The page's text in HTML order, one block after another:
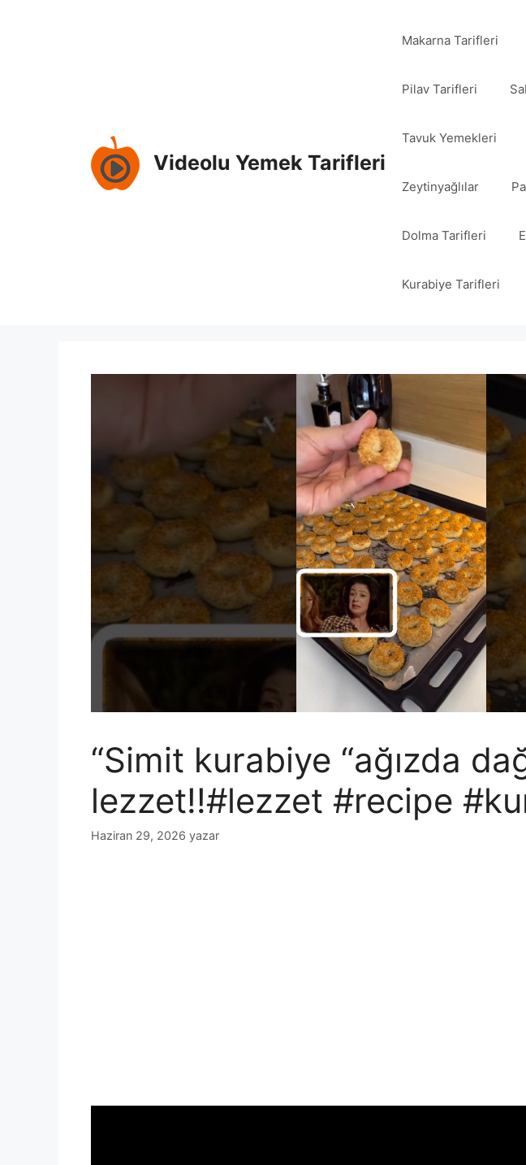
Videolu Yemek Tarifleri
Makarna Tarifleri
Pilav Tarifleri
Tavuk Yemekleri
Zeytinyağlılar
Dolma Tarifleri
Kurabiye Tarifleri
“Simit kurabiye “ağızda
lezzet!!#lezzet #recipe
Haziran 29, 2026 yazar